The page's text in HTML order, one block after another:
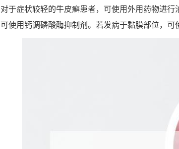
对于症状较轻的牛皮癣患者，可使用外用药物进行
可使用钙调磷酸酶抑制剂。若发病于黏膜部位，可